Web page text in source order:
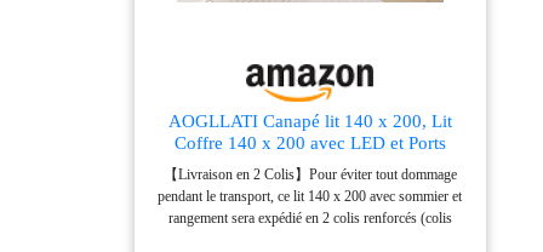
AOGLLATI Canapé lit 140 x 200, Lit
Coffre 140 x 200 avec LED et Ports
USB, Lit Hydraulique avec Tête de Lit
capitonné et Rangement, Lit 2 Personnes
avec Lattes en Bois, Lin Gris Foncé(sans
Matelas)
【Livraison en 2 Colis】Pour éviter tout dommage
pendant le transport, ce lit 140 x 200 avec sommier et
rangement sera expédié en 2 colis renforcés (colis